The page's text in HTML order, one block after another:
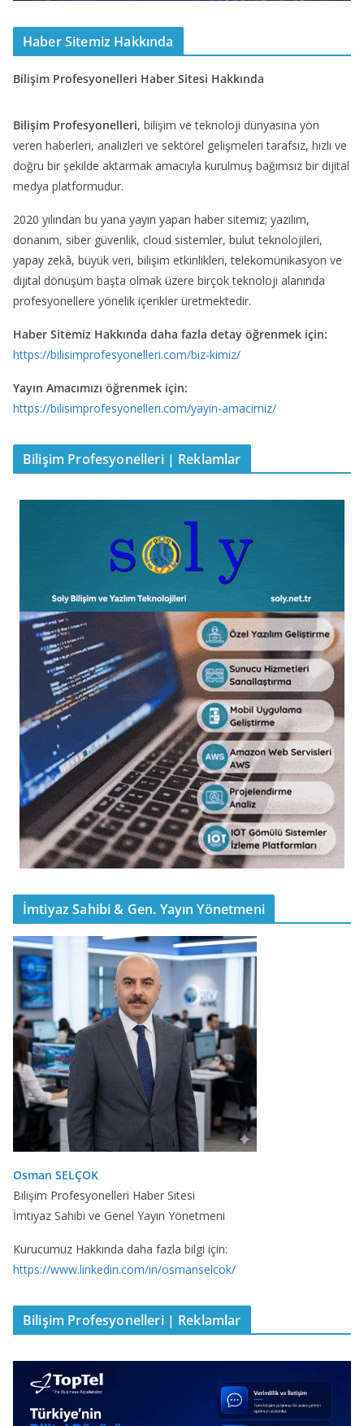
Haber Sitemiz Hakkında
Bilişim Profesyonelleri Haber Sitesi Hakkında
Bilişim Profesyonelleri, bilişim ve teknoloji dünyasına yön
veren haberleri, analizleri ve sektörel gelişmeleri tarafsız, hızlı ve
doğru bir şekilde aktarmak amacıyla kurulmuş bağımsız bir dijital
medya platformudur.
2020 yılından bu yana yayın yapan haber sitemiz; yazılım,
donanım, siber güvenlik, cloud sistemler, bulut teknolojileri,
yapay zekâ, büyük veri, bilişim etkinlikleri, telekomünikasyon ve
dijital dönüşüm başta olmak üzere birçok teknoloji alanında
profesyonellere yönelik içerikler üretmektedir.
Haber Sitemiz Hakkında daha fazla detay öğrenmek için:
https://bilisimprofesyonelleri.com/biz-kimiz/
Yayın Amacımızı öğrenmek için:
https://bilisimprofesyonelleri.com/yayin-amacimiz/
Bilişim Profesyonelleri | Reklamlar
İmtiyaz Sahibi & Gen. Yayın Yönetmeni
Osman SELÇOK
Bilişim Profesyonelleri Haber Sitesi
İmtiyaz Sahibi ve Genel Yayın Yönetmeni
Kurucumuz Hakkında daha fazla bilgi için:
https://www.linkedin.com/in/osmanselcok/
Bilişim Profesyonelleri | Reklamlar